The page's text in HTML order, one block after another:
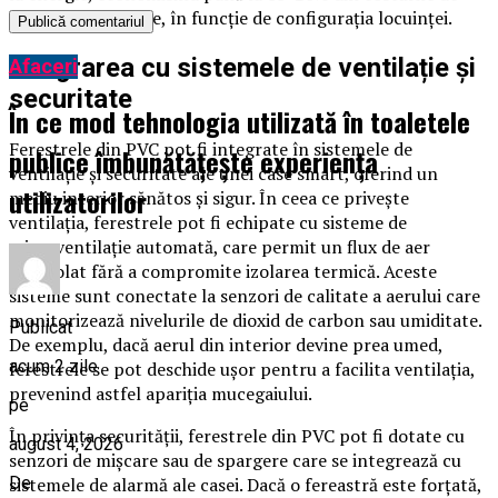
încălzire sau răcire, în funcție de configurația locuinței.
Integrarea cu sistemele de ventilație și
securitate
Ferestrele din PVC pot fi integrate în sistemele de
ventilație și securitate ale unei case smart, oferind un
mediu interior sănătos și sigur. În ceea ce privește
ventilația, ferestrele pot fi echipate cu sisteme de
microventilație automată, care permit un flux de aer
controlat fără a compromite izolarea termică. Aceste
sisteme sunt conectate la senzori de calitate a aerului care
monitorizează nivelurile de dioxid de carbon sau umiditate.
De exemplu, dacă aerul din interior devine prea umed,
ferestrele se pot deschide ușor pentru a facilita ventilația,
prevenind astfel apariția mucegaiului.
În privința securității, ferestrele din PVC pot fi dotate cu
senzori de mișcare sau de spargere care se integrează cu
sistemele de alarmă ale casei. Dacă o fereastră este forțată,
Afaceri
În ce mod tehnologia utilizată în toaletele
publice îmbunătățește experiența
utilizatorilor
Publicat
acum 2 zile
pe
august 4, 2026
De